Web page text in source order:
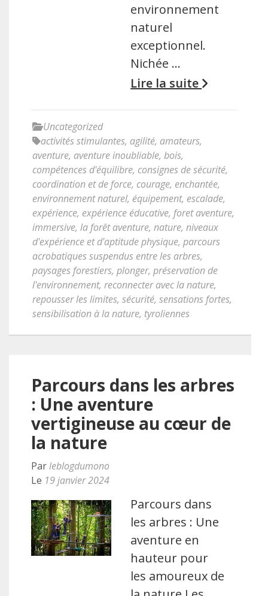
environnement
naturel
exceptionnel.
Nichée …
Lire la suite
Uncategorized
activités stimulantes, agilité, amateurs,
aventure, aventure inoubliable, bois,
compétences d'équilibre, consignes de sécurité,
coordination et de force, courage, enchantée,
environnement naturel, équipement, escalade,
expérience, expérience éducative, foret aventure,
immersive, la forêt aventure, nature, niveaux
d'expérience et d'aptitude physique, parcours
acrobatiques suspendus entre les arbres,
paysages forestiers, plonger, préservation de
l'environnement, reconnecter avec la nature,
repousser les limites, sécurité, sensations fortes,
sensibilisation à la nature, tyroliennes
Parcours dans les arbres
: Une aventure
vertigineuse au cœur de
la nature
Parleblogdumono
Le 19 janvier 2024
Parcours dans
les arbres : Une
aventure en
hauteur pour
les amoureux de